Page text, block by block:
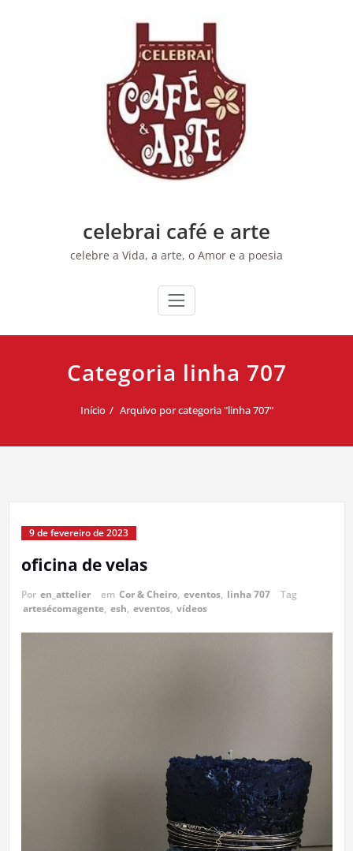
celebrai café e arte
celebre a Vida, a arte, o Amor e a poesia
Categoria linha 707
Início Arquivo por categoria "linha 707"
9 de fevereiro de 2023
oficina de velas
Por en_attelier em Cor & Cheiro, eventos, linha 707
Tag
artesécomagente, esh, eventos, vídeos